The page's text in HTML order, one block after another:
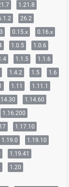
1.21.8
26.2
0.15.x
0.16.x
1.0.5
1.0.6
1.1.5
1.1.6
1.4.2 1.5
1.6
1.11
1.11.1
1.14.60
1.16.200
1.17.10
1.19.0
1.19.10
1.19.41
1.20